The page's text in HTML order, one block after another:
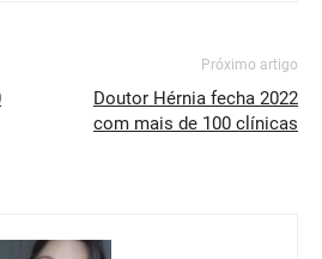
Próximo artigo
Doutor Hérnia fecha 2022
com mais de 100 clínicas